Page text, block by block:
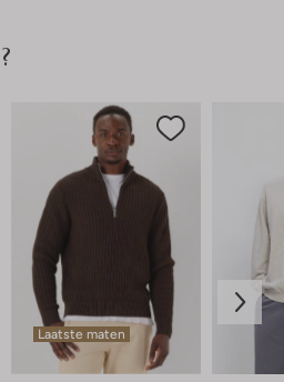
Laatste maten